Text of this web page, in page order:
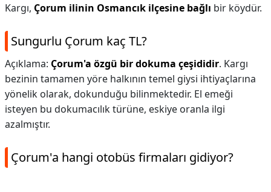
Kargı, Çorum ilinin Osmancık ilçesine bağlı bir köydür.
Sungurlu Çorum kaç TL?
Açıklama: Çorum'a özgü bir dokuma çeşididir. Kargı
bezinin tamamen yöre halkının temel giysi ihtiyaçlarına
yönelik olarak, dokunduğu bilinmektedir. El emeği
isteyen bu dokumacılık türüne, eskiye oranla ilgi
azalmıştır.
Çorum'a hangi otobüs firmaları gidiyor?